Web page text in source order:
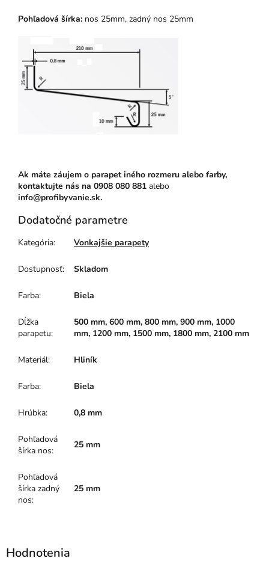
Pohľadová šírka: nos 25mm, zadný nos 25mm
Ak máte záujem o parapet iného rozmeru alebo farby,
kontaktujte nás na 0908 080 881 alebo
info@profibyvanie.sk.
Dodatočné parametre
Kategória: Vonkajšie parapety
Dostupnosť: Skladom
Farba: Biela
Dĺžka
parapetu:
500 mm, 600 mm, 800 mm, 900 mm, 1000
mm, 1200 mm, 1500 mm, 1800 mm, 2100 mm
Materiál: Hliník
Farba: Biela
Hrúbka: 0,8 mm
Pohľadová
šírka nos:
25 mm
Pohľadová
šírka zadný
nos:
25 mm